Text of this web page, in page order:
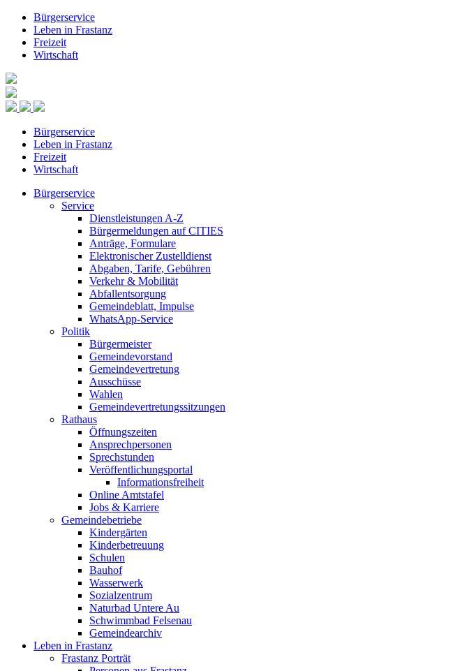
Bürgerservice
Leben in Frastanz
Freizeit
Wirtschaft
Bürgerservice
Leben in Frastanz
Freizeit
Wirtschaft
Bürgerservice
Service
Dienstleistungen A-Z
Bürgermeldungen auf CITIES
Anträge, Formulare
Elektronischer Zustelldienst
Abgaben, Tarife, Gebühren
Verkehr & Mobilität
Abfallentsorgung
Gemeindeblatt, Impulse
WhatsApp-Service
Politik
Bürgermeister
Gemeindevorstand
Gemeindevertretung
Ausschüsse
Wahlen
Gemeindevertretungssitzungen
Rathaus
Öffnungszeiten
Ansprechpersonen
Sprechstunden
Veröffentlichungsportal
Informationsfreiheit
Online Amtstafel
Jobs & Karriere
Gemeindebetriebe
Kindergärten
Kinderbetreuung
Schulen
Bauhof
Wasserwerk
Sozialzentrum
Naturbad Untere Au
Schwimmbad Felsenau
Gemeindearchiv
Leben in Frastanz
Frastanz Porträt